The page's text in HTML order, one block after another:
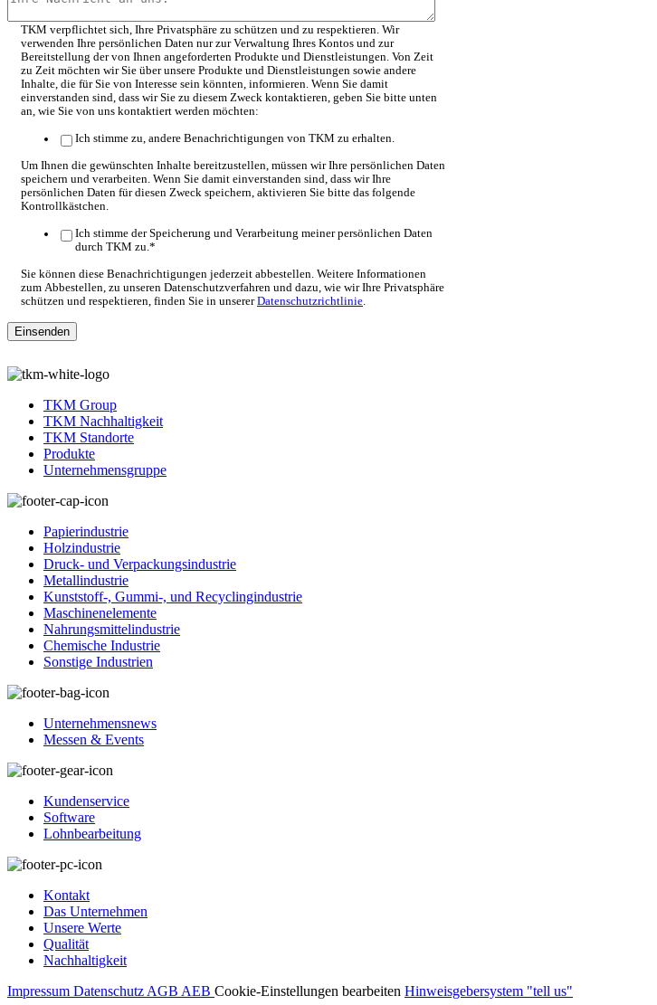
TKM verpflichtet sich, Ihre Privatsphäre zu schützen und zu respektieren. Wir
verwenden Ihre persönlichen Daten nur zur Verwaltung Ihres Kontos und zur
Bereitstellung der von Ihnen angeforderten Produkte und Dienstleistungen. Von Zeit
zu Zeit möchten wir Sie über unsere Produkte und Dienstleistungen sowie andere
Inhalte, die für Sie von Interesse sein könnten, informieren. Wenn Sie damit
einverstanden sind, dass wir Sie zu diesem Zweck kontaktieren, geben Sie bitte unten
an, wie Sie von uns kontaktiert werden möchten:
Ich stimme zu, andere Benachrichtigungen von TKM zu erhalten.
Um Ihnen die gewünschten Inhalte bereitzustellen, müssen wir Ihre persönlichen Daten
speichern und verarbeiten. Wenn Sie damit einverstanden sind, dass wir Ihre
persönlichen Daten für diesen Zweck speichern, aktivieren Sie bitte das folgende
Kontrollkästchen.
Ich stimme der Speicherung und Verarbeitung meiner persönlichen Daten
durch TKM zu.*
Sie können diese Benachrichtigungen jederzeit abbestellen. Weitere Informationen
zum Abbestellen, zu unseren Datenschutzverfahren und dazu, wie wir Ihre Privatsphäre
schützen und respektieren, finden Sie in unsererDatenschutzrichtlinie.
TKM Group
TKM Nachhaltigkeit
TKM Standorte
Produkte
Unternehmensgruppe
Papierindustrie
Holzindustrie
Druck- und Verpackungsindustrie
Metallindustrie
Kunststoff-, Gummi-, und Recyclingindustrie
Maschinenelemente
Nahrungsmittelindustrie
Chemische Industrie
Sonstige Industrien
Unternehmensnews
Messen & Events
Kundenservice
Software
Lohnbearbeitung
Kontakt
Das Unternehmen
Unsere Werte
Qualität
Nachhaltigkeit
Impressum Datenschutz AGB AEB Cookie-Einstellungen bearbeiten Hinweisgebersystem "tell us"